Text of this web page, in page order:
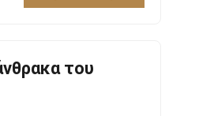
του